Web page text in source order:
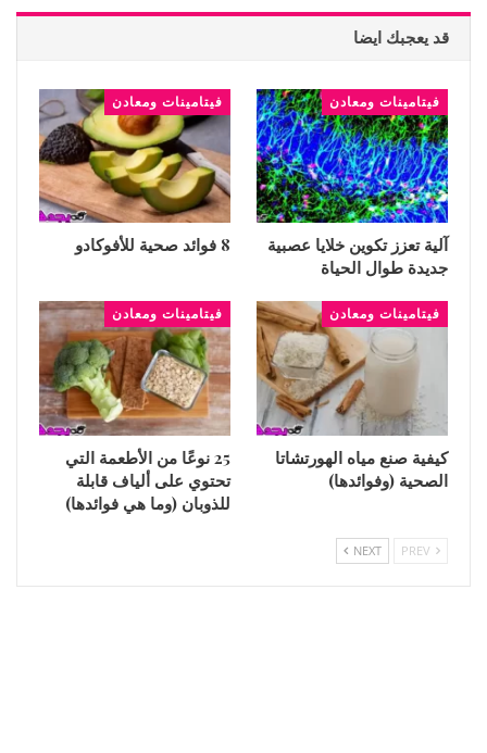
قد يعجبك ايضا
فيتامينات ومعادن
آلية تعزز تكوين خلايا عصبية
جديدة طوال الحياة
فيتامينات ومعادن
8 فوائد صحية للأفوكادو
فيتامينات ومعادن
كيفية صنع مياه الهورتشاتا
الصحية (وفوائدها)
فيتامينات ومعادن
25 نوعًا من الأطعمة التي
تحتوي على ألياف قابلة
للذوبان (وما هي فوائدها)
NEXT